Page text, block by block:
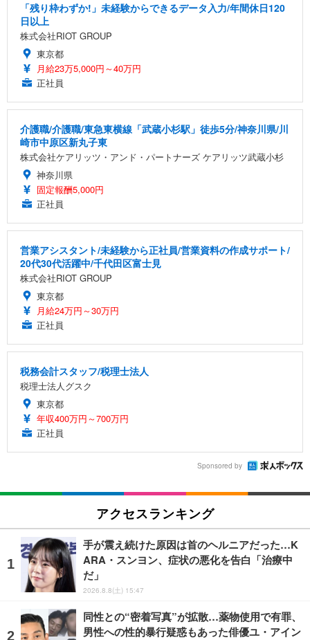
「残り枠わずか!」未経験からできるデータ入力/年間休日120
日以上
株式会社RIOT GROUP
東京都
月給23万5,000円～40万円
正社員
介護職/介護職/東急東横線「武蔵小杉駅」徒歩5分/神奈川県/川
崎市中原区新丸子東
株式会社ケアリッツ・アンド・パートナーズ ケアリッツ武蔵小杉
神奈川県
固定報酬5,000円
正社員
営業アシスタント/未経験から正社員/営業資料の作成サポート/
20代30代活躍中/千代田区富士見
株式会社RIOT GROUP
東京都
月給24万円～30万円
正社員
税務会計スタッフ/税理士法人
税理士法人グスク
東京都
年収400万円～700万円
正社員
Sponsored by
アクセスランキング
手が震え続けた原因は首のヘルニアだった…K
ARA・スンヨン、症状の悪化を告白「治療中
だ」
2026.8.8(土) 15:47
同性との“密着写真”が拡散…薬物使用で有罪、
男性への性的暴行疑惑もあった俳優ユ・アイン